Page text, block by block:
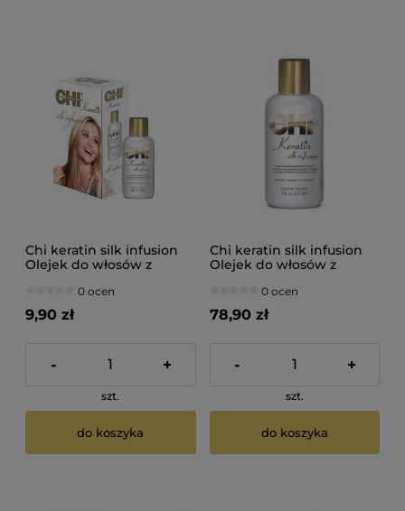
Chi keratin silk infusion
Olejek do włosów z
0 ocen
9,90 zł
- +
szt.
do koszyka
Chi keratin silk infusion
Olejek do włosów z
0 ocen
78,90 zł
- +
szt.
do koszyka